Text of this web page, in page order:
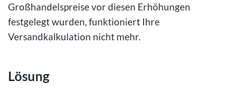
Großhandelspreise vor diesen Erhöhungen
festgelegt wurden, funktioniert Ihre
Versandkalkulation nicht mehr.
Lösung